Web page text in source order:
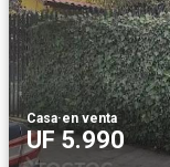
Casa·en venta
UF 5.990